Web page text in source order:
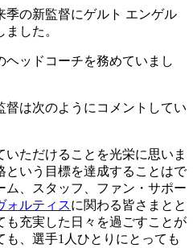
季の新監督にゲルト エンゲル
した。
ッドコーチを務めていまし
督は次のようにコメントしてい
いただけることを光栄に思いま
という目標を達成することはで
ム、スタッフ、ファン・サポー
ォルティスに関わる皆さまとと
も充実した日々を過ごすことが
、選手1人ひとりにとっても